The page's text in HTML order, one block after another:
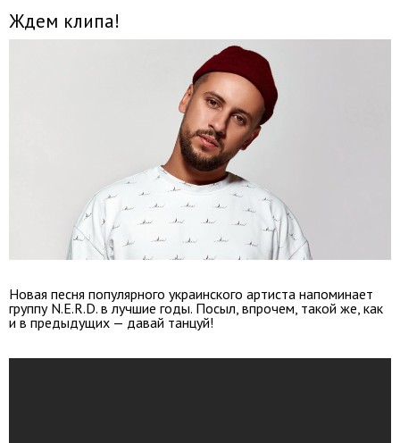
Ждем клипа!
Новая песня популярного украинского артиста напоминает
группу N.E.R.D. в лучшие годы. Посыл, впрочем, такой же, как
и в предыдущих — давай танцуй!